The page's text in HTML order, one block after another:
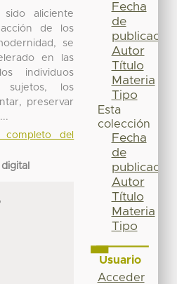
aliciente
de los
se
en las
individuos
sujetos, los
preservar
completo del
Fecha
de
publicación
Autor
Título
Materia
Tipo
Esta
colección
Fecha
de
publicación
Autor
Título
Materia
Tipo
Usuario
Acceder